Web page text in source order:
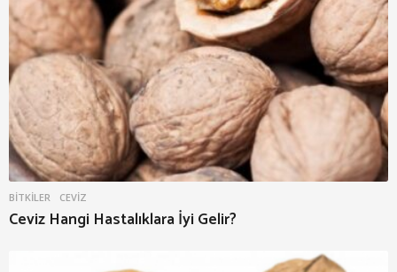
BITKILER CEVIZ
Ceviz Hangi Hastalıklara İyi Gelir?